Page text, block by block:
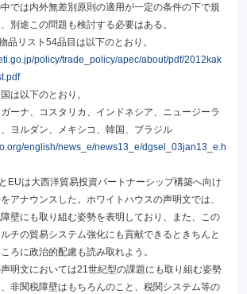
では内外無差別原則の適用が一定の条件の下で規
別途この問題も検討する必要はある。
品リスト54品目は以下のとおり。
policy/trade_policy/apec/about/pdf/2012kak
は以下のとおり。
ガーナ、コスタリカ、インドネシア、ニュージーラ
ヨルダン、メキシコ、韓国、ブラジル
english/news_e/news13_e/dgsel_03jan13_e.h
EUは大西洋貿易投資パートナーシップ構築へ向け
アナウンスした。ホワイトハウスの声明文では、
壁にも取り組む姿勢を表明しており、また、この
チの貿易システム強化にも貢献できるときちんと
ろに政治的配慮も読み取れよう。
明文においては21世紀型の課題にも取り組む姿勢
非関税障壁はもちろんのこと、税関システム等の